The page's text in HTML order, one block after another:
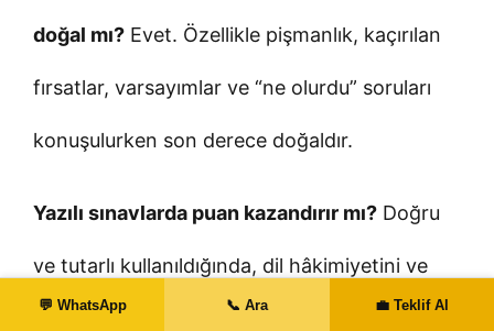
doğal mı? Evet. Özellikle pişmanlık, kaçırılan
fırsatlar, varsayımlar ve “ne olurdu” soruları
konuşulurken son derece doğaldır.
Yazılı sınavlarda puan kazandırır mı? Doğru
ve tutarlı kullanıldığında, dil hâkimiyetini ve
nüans bilgisini gösterdiği için olumlu etki
💬 WhatsApp 📞 Ara 💼 Teklif Al